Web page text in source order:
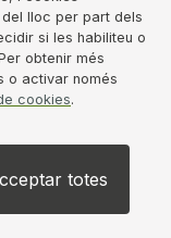
nova
nova
S'obre en
S'obre
lloc per part dels
si les habiliteu o
obtenir més
o activar només
cookies.
totes